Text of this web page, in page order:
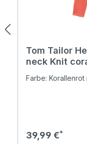
Tom Tailor
neck Knit
Farbe: Korallenrot
Regulärer Preis:
39,99 €